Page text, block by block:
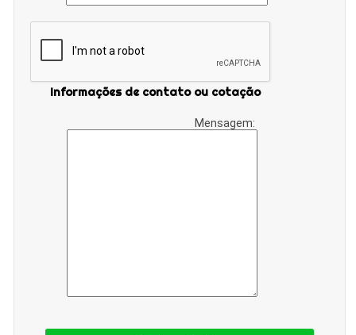
Informações de contato ou cotação
Mensagem: